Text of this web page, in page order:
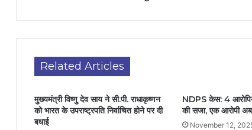
Related Articles
मुख्यमंत्री विष्णु देव साय ने सी.पी. राधाकृष्णन
को भारत के उपराष्ट्रपति निर्वाचित होने पर दी
बधाई
NDPS केस: 4
की सजा, एक आरोपी अब
November 12,